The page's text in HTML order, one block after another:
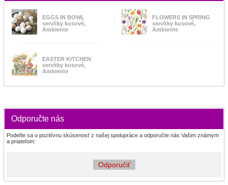
EGGS IN BOWL
servítky kusové,
Ambiente
FLOWERS IN SPRING
servítky kusové,
Ambiente
EASTER KITCHEN
servítky kusové,
Ambiente
Odporučte nás
Podeľte sa o pozitívnu skúsenosť z našej spolupráce a odporučte nás Vašim známym
a priateľom:
Odporučiť